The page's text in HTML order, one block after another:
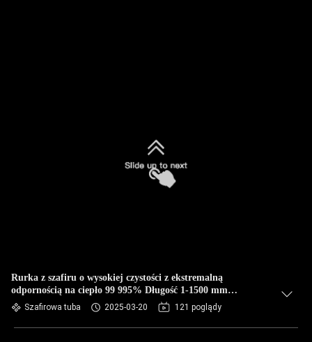
Rurka z szafiru o wysokiej czystości z ekstremalną
odpornością na ciepło 99 995% Długość 1-1500 mm
Technologia EFG
Szafirowa tuba 2025-03-20 121 poglądy